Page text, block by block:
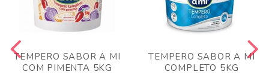
TEMPERO SABOR A MI
COM PIMENTA 5KG
TEMPERO SABOR A MI
COMPLETO 5KG